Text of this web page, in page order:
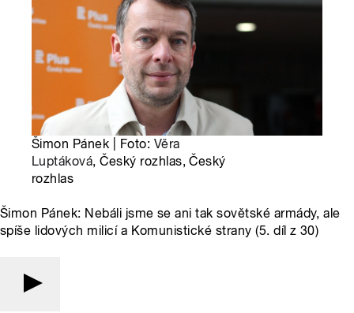
Šimon Pánek | Foto: Věra
Luptáková, Český rozhlas, Český
rozhlas
Šimon Pánek: Nebáli jsme se ani tak sovětské armády, ale
spíše lidových milicí a Komunistické strany (5. díl z 30)